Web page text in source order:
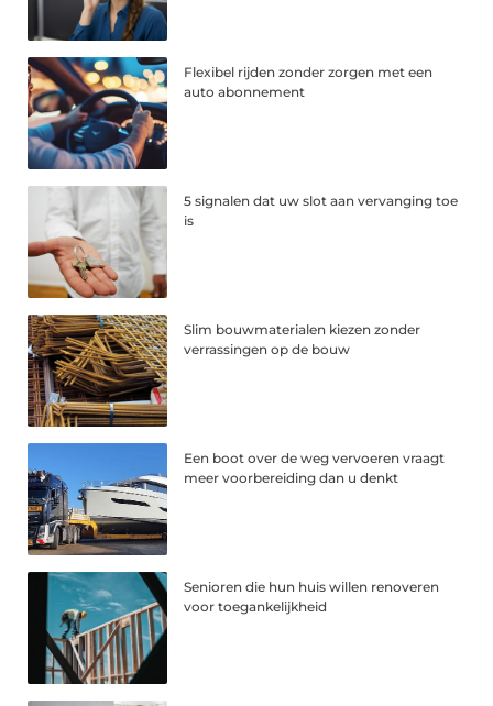
Flexibel rijden zonder zorgen met een
auto abonnement
5 signalen dat uw slot aan vervanging toe
is
Slim bouwmaterialen kiezen zonder
verrassingen op de bouw
Een boot over de weg vervoeren vraagt
meer voorbereiding dan u denkt
Senioren die hun huis willen renoveren
voor toegankelijkheid